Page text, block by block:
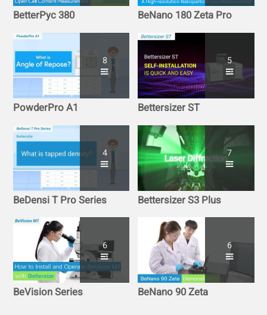
BetterPyc 380 BeNano 180 Zeta Pro
8
PowderPro A1
5
Bettersizer ST
4
BeDensi T Pro Series
7
Bettersizer S3 Plus
6
BeVision Series
6
BeNano 90 Zeta